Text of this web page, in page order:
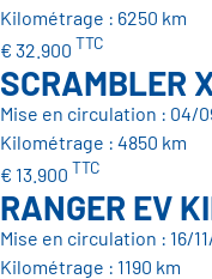
Kilométrage : 6250 km
€ 32.900 TTC
SCRAMBLER
Mise en circulation : 04/
Kilométrage : 4850 km
€ 13.900 TTC
RANGER EV
Mise en circulation : 16/
Kilométrage : 1190 km